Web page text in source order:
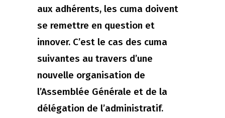
aux adhérents, les cuma doivent
se remettre en question et
innover. C’est le cas des cuma
suivantes au travers d’une
nouvelle organisation de
l’Assemblée Générale et de la
délégation de l’administratif.